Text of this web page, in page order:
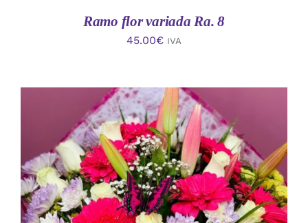
Ramo flor variada Ra. 8
45.00€ IVA
AÑADIR AL CARRITO
/